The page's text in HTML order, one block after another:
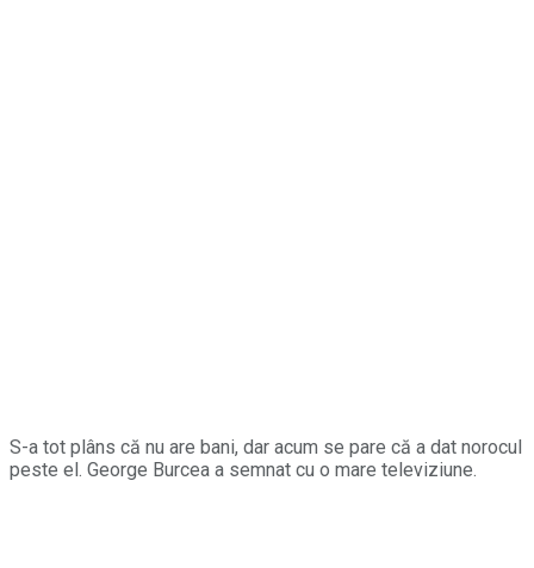
S-a tot plâns că nu are bani, dar acum se pare că a dat norocul
peste el. George Burcea a semnat cu o mare televiziune.